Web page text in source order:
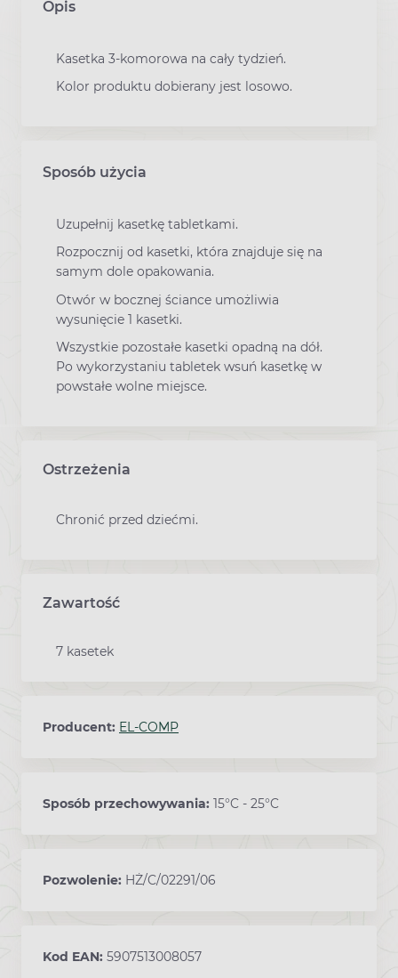
Opis
Kasetka 3-komorowa na cały tydzień.
Kolor produktu dobierany jest losowo.
Sposób użycia
Uzupełnij kasetkę tabletkami.
Rozpocznij od kasetki, która znajduje się na
samym dole opakowania.
Otwór w bocznej ściance umożliwia
wysunięcie 1 kasetki.
Wszystkie pozostałe kasetki opadną na dół.
Po wykorzystaniu tabletek wsuń kasetkę w
powstałe wolne miejsce.
Ostrzeżenia
Chronić przed dziećmi.
Zawartość
7 kasetek
Producent: EL-COMP
Sposób przechowywania: 15°C - 25°C
Pozwolenie: HŻ/C/02291/06
Kod EAN: 5907513008057